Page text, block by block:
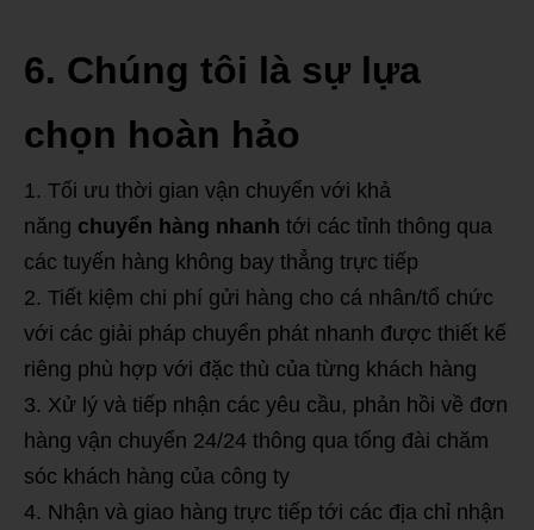
6. Chúng tôi là sự lựa
chọn hoàn hảo
Tối ưu thời gian vận chuyển với khả
năng chuyển hàng nhanh tới các tỉnh thông qua
các tuyến hàng không bay thẳng trực tiếp
Tiết kiệm chi phí gửi hàng cho cá nhân/tổ chức
với các giải pháp chuyển phát nhanh được thiết kế
riêng phù hợp với đặc thù của từng khách hàng
Xử lý và tiếp nhận các yêu cầu, phản hồi về đơn
hàng vận chuyển 24/24 thông qua tổng đài chăm
sóc khách hàng của công ty
Nhận và giao hàng trực tiếp tới các địa chỉ nhận